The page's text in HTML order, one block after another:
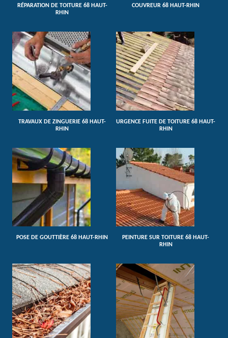
RÉPARATION DE TOITURE 68 HAUT-
RHIN
COUVREUR 68 HAUT-RHIN
TRAVAUX DE ZINGUERIE 68 HAUT-
RHIN
URGENCE FUITE DE TOITURE 68 HAUT-
RHIN
POSE DE GOUTTIÈRE 68 HAUT-RHIN
PEINTURE SUR TOITURE 68 HAUT-
RHIN